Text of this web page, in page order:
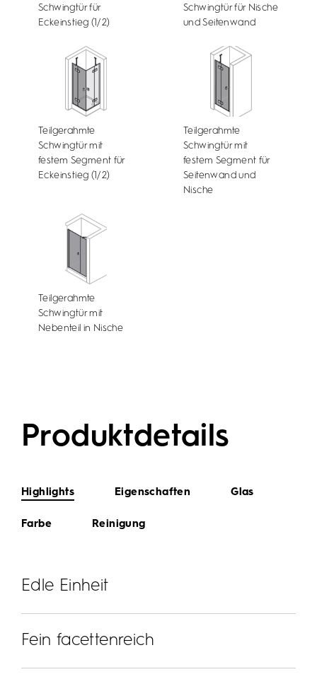
Schwingtür für
Eckeinstieg (1/2)
Schwingtür für Nische
und Seitenwand
Teilgerahmte
Schwingtür mit
festem Segment für
Eckeinstieg (1/2)
Teilgerahmte
Schwingtür mit
festem Segment für
Seitenwand und
Nische
Teilgerahmte
Schwingtür mit
Nebenteil in Nische
Produktdetails
Highlights Eigenschaften Glas
Farbe Reinigung
Edle Einheit
Fein facettenreich